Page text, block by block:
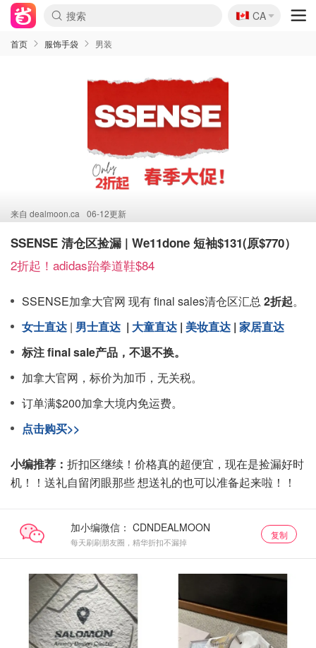
🇨🇦
CA
首页 服饰手袋 男装
来自 dealmoon.ca 06-12更新
SSENSE 清仓区捡漏 | We11done 短袖$131(原$770）
2折起！adidas跆拳道鞋$84
SSENSE加拿大官网 现有 final sales清仓区汇总 2折起。
女士直达 | 男士直达 | 大童直达 | 美妆直达 | 家居直达
标注 final sale产品，不退不换。
加拿大官网，标价为加币，无关税。
订单满$200加拿大境内免运费。
点击购买>>
小编推荐： 折扣区继续！价格真的超便宜，现在是捡漏好时
机！！送礼自留闭眼那些 想送礼的也可以准备起来啦！！
加小编微信：
每天刷刷朋友圈，精华折扣不漏掉
复制
小编推荐